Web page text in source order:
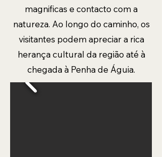
magnificas e contacto com a
natureza. Ao longo do caminho, os
visitantes podem apreciar a rica
herança cultural da região até à
chegada à Penha de Águia.